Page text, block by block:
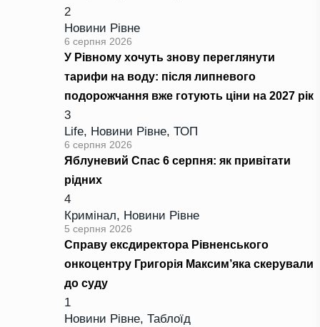
2
Новини Рівне
6 серпня 2026
У Рівному хочуть знову переглянути
тарифи на воду: після липневого
подорожчання вже готують ціни на 2027 рік
3
Life, Новини Рівне, ТОП
6 серпня 2026
Яблуневий Спас 6 серпня: як привітати
рідних
4
Кримінал, Новини Рівне
5 серпня 2026
Справу ексдиректора Рівненського
онкоцентру Григорія Максим’яка скерували
до суду
1
Новини Рівне, Таблоїд